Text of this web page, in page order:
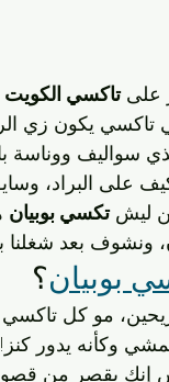
على تاكسي الكويت
تاكسي يكون زي
سواليف ووناسة
على البراد،
ليش تكسي بوبيان
، ونشوف بعد
بوبيان؟
مو كل تاكسي
وكأنه يدور
بقصر من قصور